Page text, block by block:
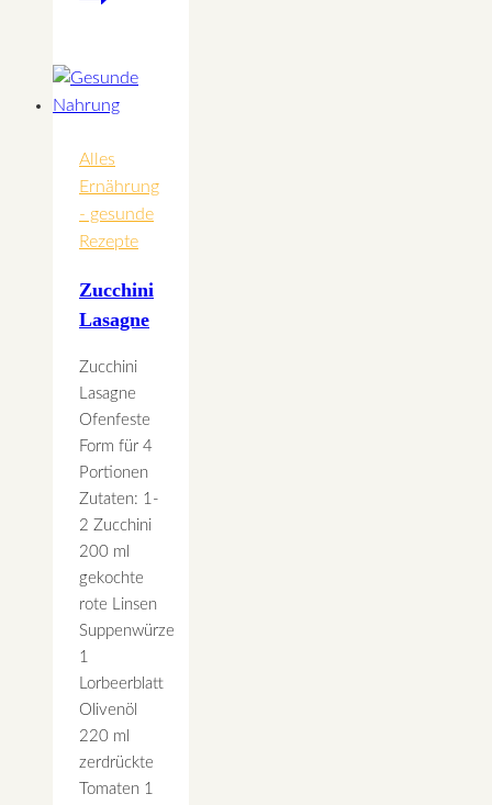
mit
Basmatireis
Alles
Ernährung
- gesunde
Rezepte
Zucchini
Lasagne
Zucchini
Lasagne
Ofenfeste
Form für 4
Portionen
Zutaten: 1-
2 Zucchini
200 ml
gekochte
rote Linsen
Suppenwürze
1
Lorbeerblatt
Olivenöl
220 ml
zerdrückte
Tomaten 1